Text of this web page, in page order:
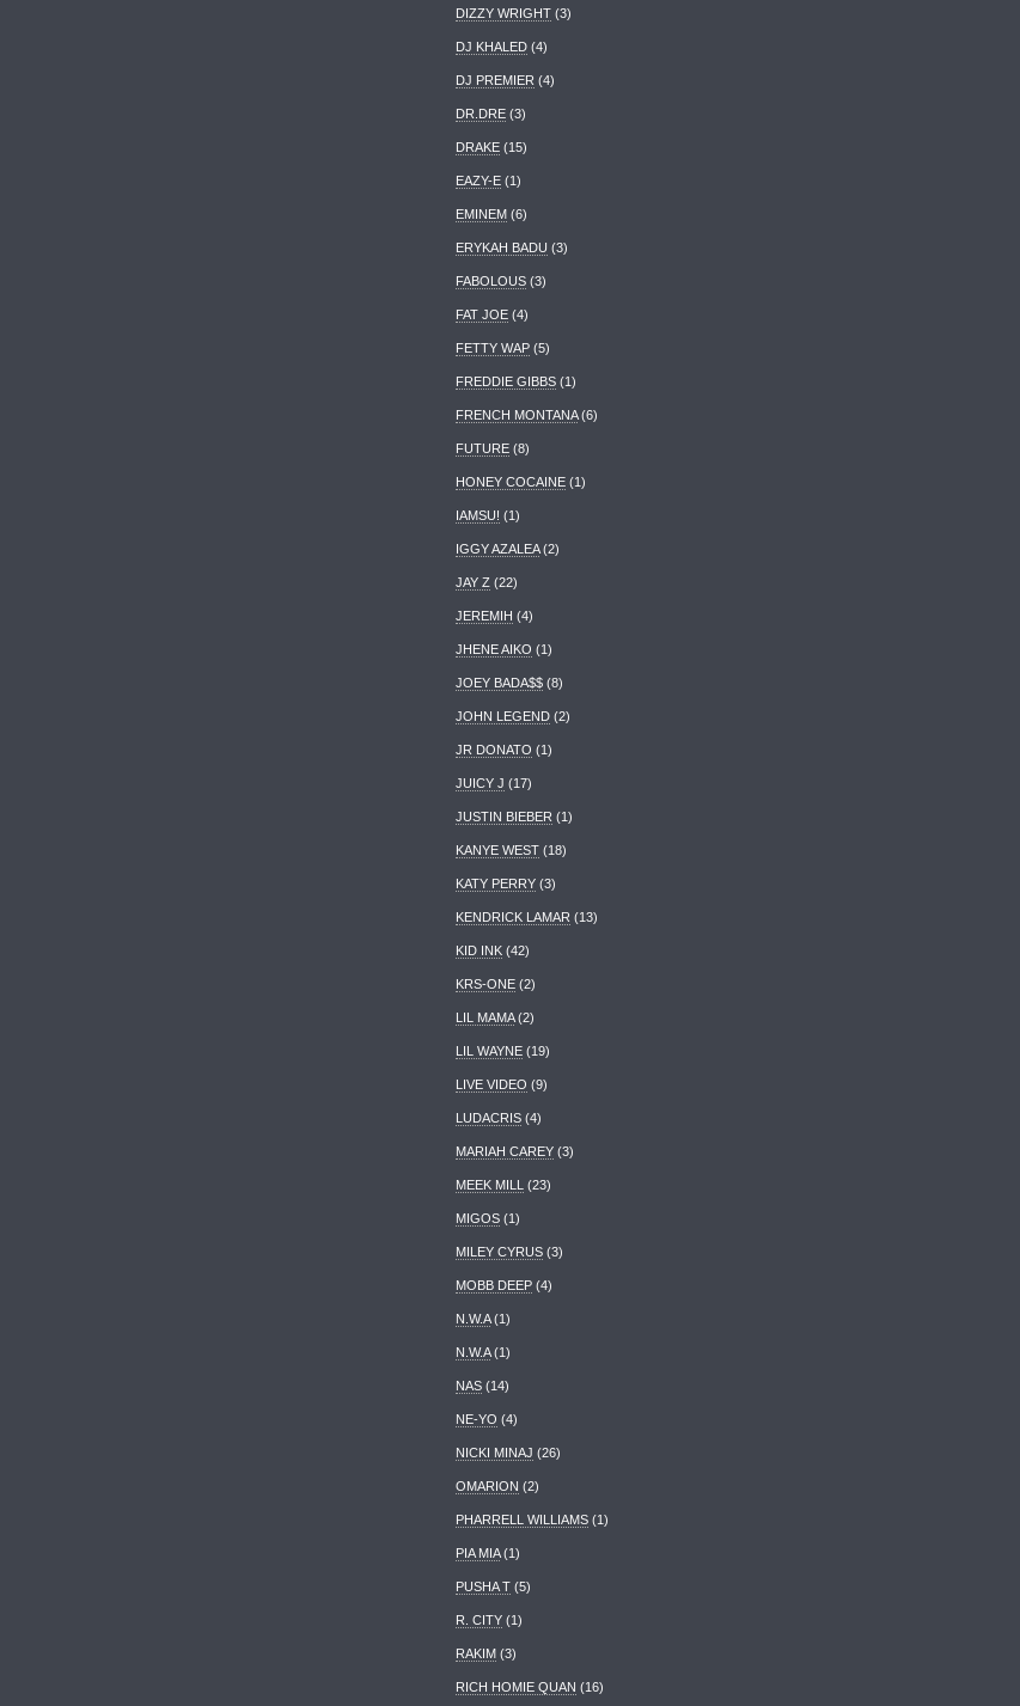
DIZZY WRIGHT (3)
DJ KHALED (4)
DJ PREMIER (4)
DR.DRE (3)
DRAKE (15)
EAZY-E (1)
EMINEM (6)
ERYKAH BADU (3)
FABOLOUS (3)
FAT JOE (4)
FETTY WAP (5)
FREDDIE GIBBS (1)
FRENCH MONTANA(6)
FUTURE (8)
HONEY COCAINE (1)
IAMSU! (1)
IGGY AZALEA(2)
JAY Z (22)
JEREMIH (4)
JHENE AIKO (1)
JOEY BADA$$ (8)
JOHN LEGEND (2)
JR DONATO (1)
JUICY J (17)
JUSTIN BIEBER (1)
KANYE WEST (18)
KATY PERRY (3)
KENDRICK LAMAR (13)
KID INK (42)
KRS-ONE (2)
LIL MAMA(2)
LIL WAYNE (19)
LIVE VIDEO (9)
LUDACRIS (4)
MARIAH CAREY (3)
MEEK MILL (23)
MIGOS (1)
MILEY CYRUS (3)
MOBB DEEP (4)
N.W.A(1)
N.W.A(1)
NAS (14)
NE-YO (4)
NICKI MINAJ (26)
OMARION (2)
PHARRELL WILLIAMS (1)
PIA MIA(1)
PUSHA T (5)
R. CITY (1)
RAKIM (3)
RICH HOMIE QUAN (16)